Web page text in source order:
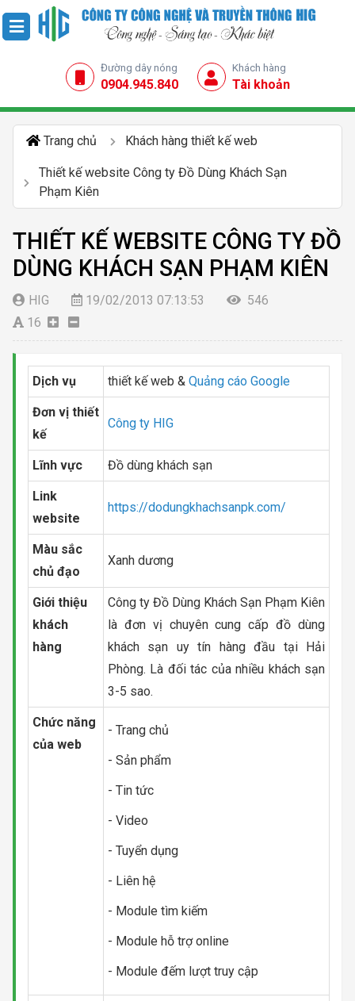
Đường dây nóng
0904.945.840
Khách hàng
Tài khoản
Trang chủ Khách hàng thiết kế web
Thiết kế website Công ty Đồ Dùng Khách Sạn
Phạm Kiên
THIẾT KẾ WEBSITE CÔNG TY ĐỒ
DÙNG KHÁCH SẠN PHẠM KIÊN
HIG 19/02/2013 07:13:53
546
16
Dịch vụ thiết kế web & Quảng cáo Google
Đơn vị thiết
kế
Công ty HIG
Lĩnh vực Đồ dùng khách sạn
Link
website
https://dodungkhachsanpk.com/
Màu sắc
chủ đạo
Xanh dương
Giới thiệu
khách
hàng
Công ty Đồ Dùng Khách Sạn Phạm Kiên
là đơn vị chuyên cung cấp đồ dùng
khách sạn uy tín hàng đầu tại Hải
Phòng. Là đối tác của nhiều khách sạn
3-5 sao.
Chức năng
của web
- Trang chủ
- Sản phẩm
- Tin tức
- Video
- Tuyển dụng
- Liên hệ
- Module tìm kiếm
- Module hỗ trợ online
- Module đếm lượt truy cập